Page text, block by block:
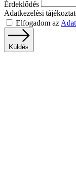
Érdeklődés
Adatkezelési
Elfogadom az
Küldés